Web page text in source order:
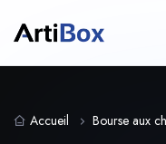
Accueil Bourse aux